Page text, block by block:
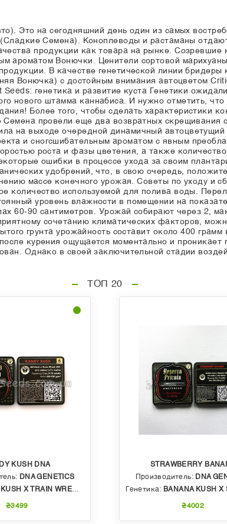
Это на сегодняшний день один из самых
Семена). Коноплеводы и растаманы
продукции как товара на рынке. Созревшие
ароматом Вонючки. Ценители сортовой
В качестве генетической линии
Вонючка) с достойным внимания автоцветом
генетика и развитие куста Генетики
нового штамма каннабиса. И нужно отметить, что
Более того, чтобы сделать характеристики
провели еще два возвратных скрещивания
на выходе очередной динамичный
и сногсшибательным ароматом с явным
роста и фазы цветения, а также
ошибки в процессе ухода за своим
удобрений, что, в свою очередь,
массе конечного урожая. Советы по уходу и
количество используемой для полива воды.
уровень влажности в помещении на
60-90 сантиметров. Урожай собирают через 2,
сочетанию климатических факторов,
грунта урожайность составит около 400
курения ощущается моментально и проникает
Однако в своей заключительной стадии
ТОП 20
KUSH DNA
DNA GENETICS
X TRAIN WRECK (T4)
₴3499
STRAWBERRY
Производитель: DNA
Генетика: BANANA KUSH X STRAWBERRY PHENO
₴4002